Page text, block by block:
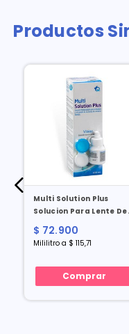
Productos
Multi Solution Plus
Solucion Para Lente De
Gratis 30 Ml
$ 72.900
Mililitro a $ 115,71
Comprar